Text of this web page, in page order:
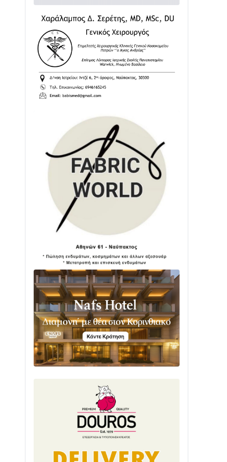
02/08 • 18:26
Διαβάστε την «Ναυπακτία» που
κυκλοφορεί
31/07 • 08:16
Δωρίδα για Όλους: «Καμία εκχώρηση
των νερών στην ΕΥΔΑΠ»
28/07 • 21:46
ΕΚΤΑΚΤΟ – ΝΑΥΠΑΚΤΙΑ: ΣΥΝΑΓΕΡΜΟΣ
ΣΤΗΝ ΠΥΡΟΣΒΕΣΤΙΚΗ ΓΙΑ ΦΩΤΙΑ ΣΤΟΝ
ΑΓΙΟ ΗΛΙΑ ΠΡΙΝ ΤΗ ΓΡΑΝΙΤΣΑ